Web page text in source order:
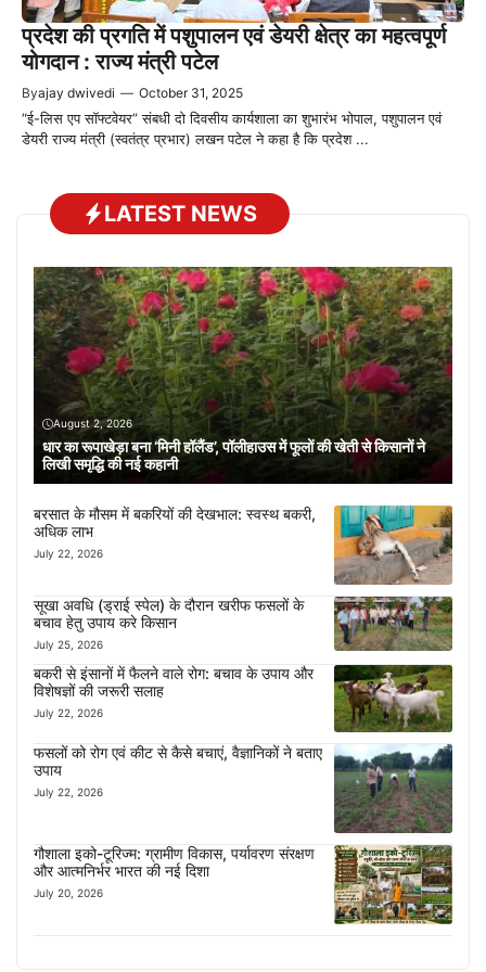
प्रदेश की प्रगति में पशुपालन एवं डेयरी क्षेत्र का महत्वपूर्ण
योगदान : राज्य मंत्री पटेल
Byajay dwivedi — October 31, 2025
“ई-लिस एप सॉफ्टवेयर” संबधी दो दिवसीय कार्यशाला का शुभारंभ भोपाल, पशुपालन एवं
डेयरी राज्य मंत्री (स्वतंत्र प्रभार) लखन पटेल ने कहा है कि प्रदेश ...
LATEST NEWS
August 2, 2026
धार का रूपाखेड़ा बना ‘मिनी हॉलैंड’, पॉलीहाउस में फूलों की खेती से किसानों ने
लिखी समृद्धि की नई कहानी
बरसात के मौसम में बकरियों की देखभाल: स्वस्थ बकरी,
अधिक लाभ
July 22, 2026
सूखा अवधि (ड्राई स्पेल) के दौरान खरीफ फसलों के
बचाव हेतु उपाय करे किसान
July 25, 2026
बकरी से इंसानों में फैलने वाले रोग: बचाव के उपाय और
विशेषज्ञों की जरूरी सलाह
July 22, 2026
फसलों को रोग एवं कीट से कैसे बचाएं, वैज्ञानिकों ने बताए
उपाय
July 22, 2026
गौशाला इको-टूरिज्म: ग्रामीण विकास, पर्यावरण संरक्षण
और आत्मनिर्भर भारत की नई दिशा
July 20, 2026